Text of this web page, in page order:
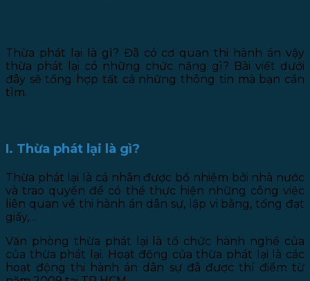
Thừa phát lại là gì? Đã có cơ quan thi hành án vậy
thừa phát lại có những chức năng gì? Bài viết dưới
đây sẽ tổng hợp tất cả những thông tin mà bạn cần
tìm.
I. Thừa phát lại là gì?
Thừa phát lại là cá nhân được bổ nhiệm bởi nhà nước
và trao quyền để có thể thực hiện những công việc
liên quan về thi hành án dân sự, lập vi bằng, tống đạt
giấy,…
Văn phòng thừa phát lại là tổ chức hành nghề của
của thừa phát lại. Hoạt động của thừa phát lại là các
hoạt động thi hành án dân sự đã được thí điểm từ